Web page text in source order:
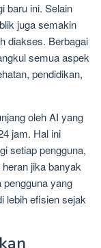
baru ini. Selain
juga semakin
diakses. Berbagai
semua aspek
pendidikan,
oleh AI yang
jam. Hal ini
setiap pengguna,
jika banyak
yang
lebih efisien sejak